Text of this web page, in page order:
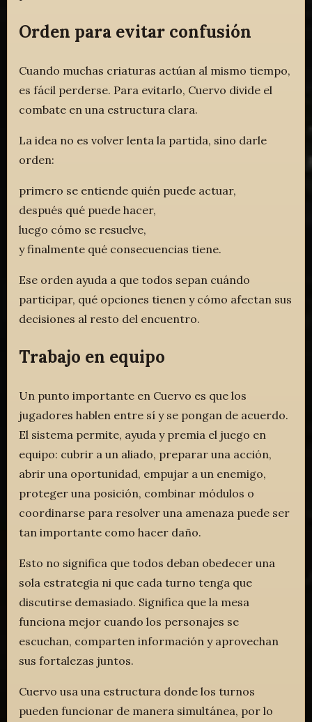
Orden para evitar confusión
Cuando muchas criaturas actúan al mismo tiempo,
es fácil perderse. Para evitarlo, Cuervo divide el
combate en una estructura clara.
La idea no es volver lenta la partida, sino darle
orden:
primero se entiende quién puede actuar,
después qué puede hacer,
luego cómo se resuelve,
y finalmente qué consecuencias tiene.
Ese orden ayuda a que todos sepan cuándo
participar, qué opciones tienen y cómo afectan sus
decisiones al resto del encuentro.
Trabajo en equipo
Un punto importante en Cuervo es que los
jugadores hablen entre sí y se pongan de acuerdo.
El sistema permite, ayuda y premia el juego en
equipo: cubrir a un aliado, preparar una acción,
abrir una oportunidad, empujar a un enemigo,
proteger una posición, combinar módulos o
coordinarse para resolver una amenaza puede ser
tan importante como hacer daño.
Esto no significa que todos deban obedecer una
sola estrategia ni que cada turno tenga que
discutirse demasiado. Significa que la mesa
funciona mejor cuando los personajes se
escuchan, comparten información y aprovechan
sus fortalezas juntos.
Cuervo usa una estructura donde los turnos
pueden funcionar de manera simultánea, por lo